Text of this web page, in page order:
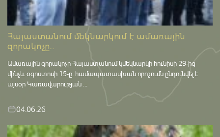
Հայաստանում մեկնարկում է ամառային
զորակոչը...
Ամառային զորակոչը Հայաստանում կմեկնարկի հունիսի 29-ից
մինչև օգոստոսի 15-ը․ համապատասխան որոշումն ընդունվել է
այսօր Կառավարության ...
04.06.26